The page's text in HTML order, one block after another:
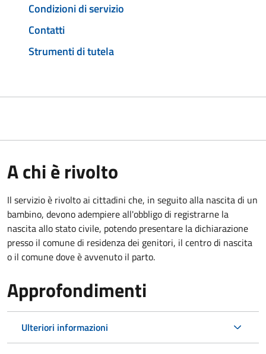
Condizioni di servizio
Contatti
Strumenti di tutela
A chi è rivolto
Il servizio è rivolto ai cittadini che, in seguito alla nascita di un
bambino, devono adempiere all'obbligo di registrarne la
nascita allo stato civile, potendo presentare la dichiarazione
presso il comune di residenza dei genitori, il centro di nascita
o il comune dove è avvenuto il parto.
Approfondimenti
Ulteriori informazioni